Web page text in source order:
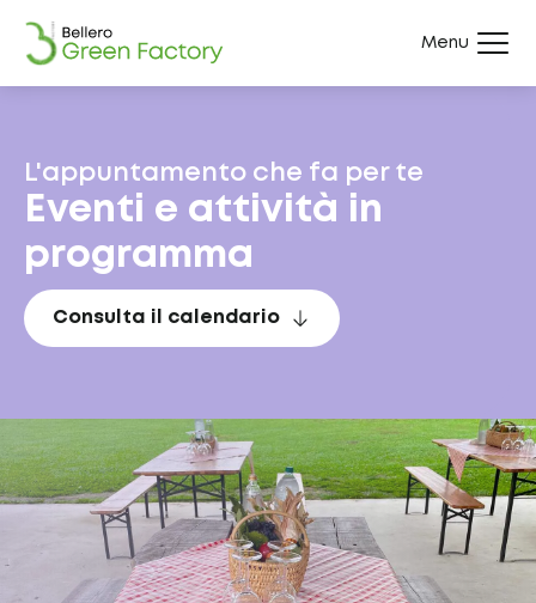
Menu
L'appuntamento che fa per te
Eventi e attività in
programma
Consulta il calendario